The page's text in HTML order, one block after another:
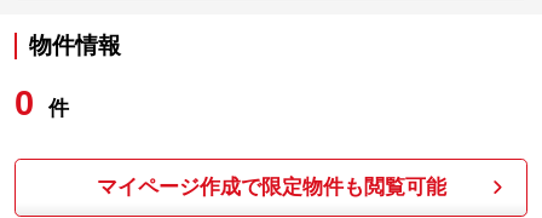
物件情報
0 件
マイページ作成で限定物件も閲覧可能